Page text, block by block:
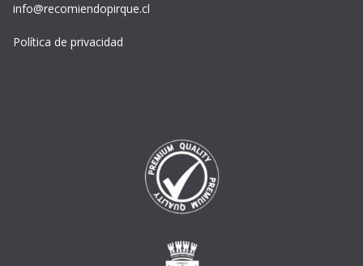
info@recomiendopirque.cl
Política de privacidad